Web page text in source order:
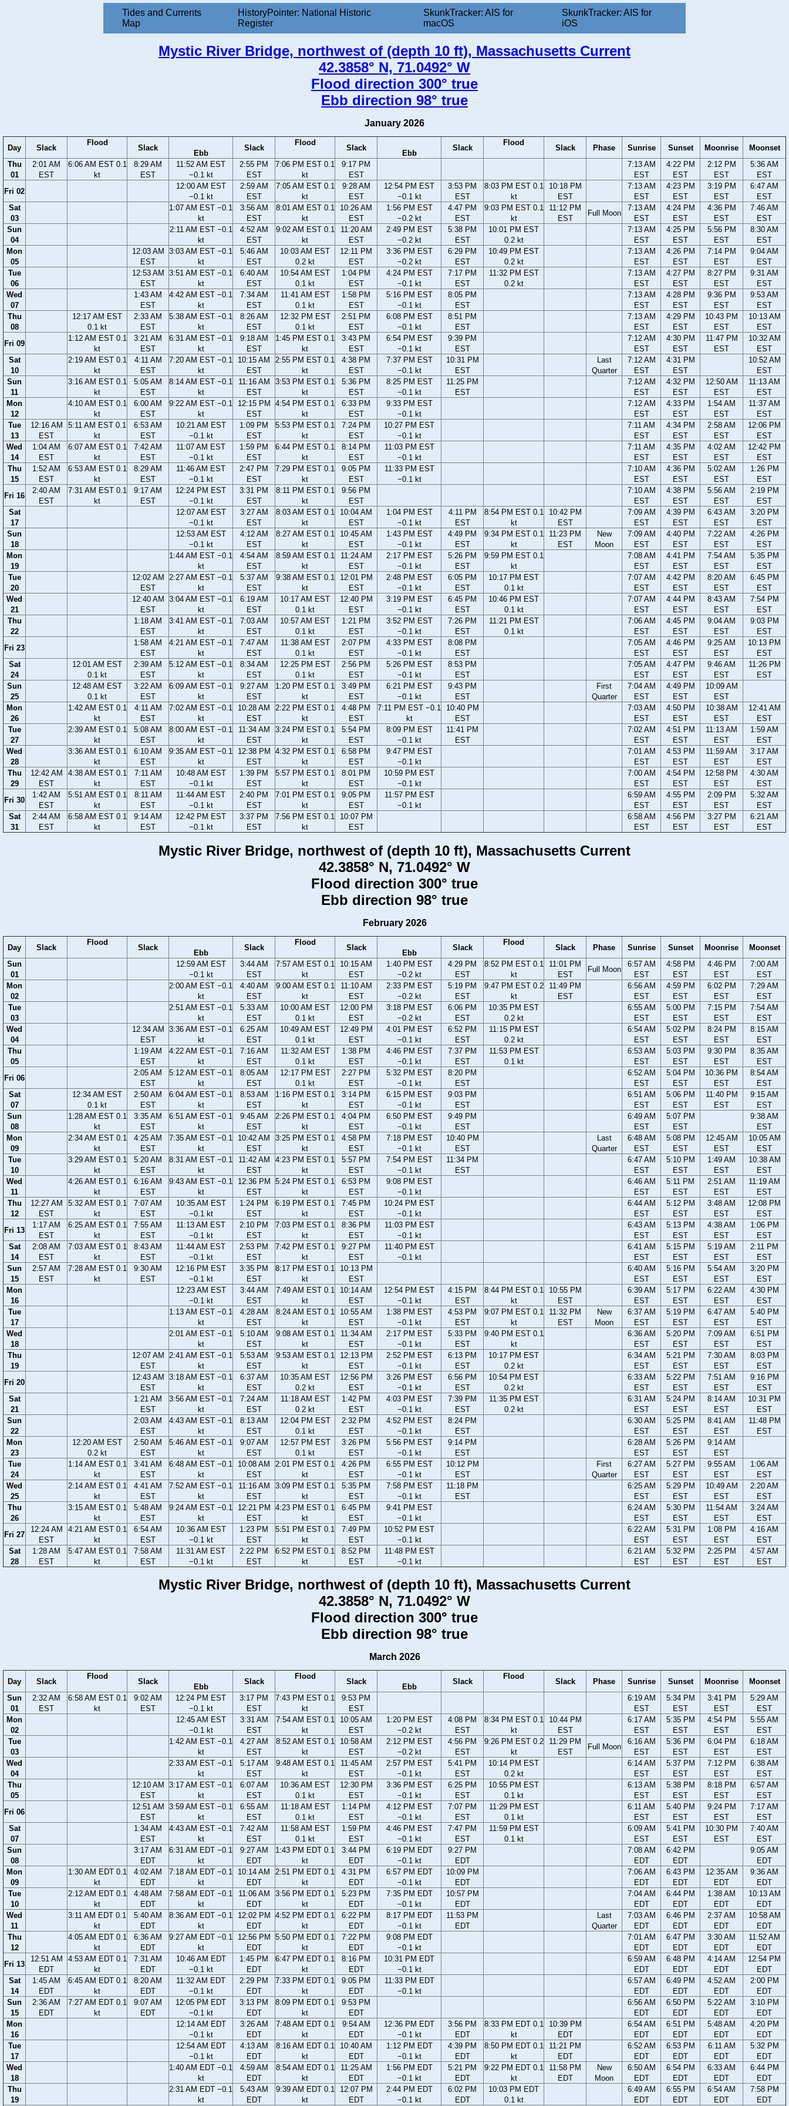
Tides and Currents
Map
HistoryPointer: National Historic
Register
SkunkTracker: AIS for
macOS
SkunkTracker: AIS for
iOS
Mystic River Bridge, northwest of (depth 10 ft), Massachusetts Current
42.3858° N, 71.0492° W
Flood direction 300° true
Ebb direction 98° true
January 2026
Day Slack
Flood
Slack
Ebb
Slack
Flood
Slack
Ebb
Slack
Flood
Slack Phase Sunrise Sunset Moonrise
Moonset
Thu
01
2:01 AM
EST
6:06 AM EST 0.1
kt
8:29 AM
EST
11:52 AM EST
−0.1 kt
2:55 PM
EST
7:06 PM EST 0.1
kt
9:17 PM
EST
7:13 AM
EST
4:22 PM
EST
2:12 PM
EST
5:36 AM
EST
Fri 02
12:00 AM EST
−0.1 kt
2:59 AM
EST
7:05 AM EST 0.1
kt
9:28 AM
EST
12:54 PM EST
−0.1 kt
3:53 PM
EST
8:03 PM EST 0.1
kt
10:18 PM
EST
7:13 AM
EST
4:23 PM
EST
3:19 PM
EST
6:47 AM
EST
Sat
03
1:07 AM EST −0.1
kt
3:56 AM
EST
8:01 AM EST 0.1
kt
10:26 AM
EST
1:56 PM EST
−0.2 kt
4:47 PM
EST
9:03 PM EST 0.1
kt
11:12 PM
EST
Full Moon
7:13 AM
EST
4:24 PM
EST
4:36 PM
EST
7:46 AM
EST
Sun
04
2:11 AM EST −0.1
kt
4:52 AM
EST
9:02 AM EST 0.1
kt
11:20 AM
EST
2:49 PM EST
−0.2 kt
5:38 PM
EST
10:01 PM EST
0.2 kt
7:13 AM
EST
4:25 PM
EST
5:56 PM
EST
8:30 AM
EST
Mon
05
12:03 AM
EST
3:03 AM EST −0.1
kt
5:46 AM
EST
10:03 AM EST
0.2 kt
12:11 PM
EST
3:36 PM EST
−0.2 kt
6:29 PM
EST
10:49 PM EST
0.2 kt
7:13 AM
EST
4:26 PM
EST
7:14 PM
EST
9:04 AM
EST
Tue
06
12:53 AM
EST
3:51 AM EST −0.1
kt
6:40 AM
EST
10:54 AM EST
0.1 kt
1:04 PM
EST
4:24 PM EST
−0.1 kt
7:17 PM
EST
11:32 PM EST
0.2 kt
7:13 AM
EST
4:27 PM
EST
8:27 PM
EST
9:31 AM
EST
Wed
07
1:43 AM
EST
4:42 AM EST −0.1
kt
7:34 AM
EST
11:41 AM EST
0.1 kt
1:58 PM
EST
5:16 PM EST
−0.1 kt
8:05 PM
EST
7:13 AM
EST
4:28 PM
EST
9:36 PM
EST
9:53 AM
EST
Thu
08
12:17 AM EST
0.1 kt
2:33 AM
EST
5:38 AM EST −0.1
kt
8:26 AM
EST
12:32 PM EST
0.1 kt
2:51 PM
EST
6:08 PM EST
−0.1 kt
8:51 PM
EST
7:13 AM
EST
4:29 PM
EST
10:43 PM
EST
10:13 AM
EST
Fri 09
1:12 AM EST 0.1
kt
3:21 AM
EST
6:31 AM EST −0.1
kt
9:18 AM
EST
1:45 PM EST 0.1
kt
3:43 PM
EST
6:54 PM EST
−0.1 kt
9:39 PM
EST
7:12 AM
EST
4:30 PM
EST
11:47 PM
EST
10:32 AM
EST
Sat
10
2:19 AM EST 0.1
kt
4:11 AM
EST
7:20 AM EST −0.1
kt
10:15 AM
EST
2:55 PM EST 0.1
kt
4:38 PM
EST
7:37 PM EST
−0.1 kt
10:31 PM
EST
Last
Quarter
7:12 AM
EST
4:31 PM
EST
10:52 AM
EST
Sun
11
3:16 AM EST 0.1
kt
5:05 AM
EST
8:14 AM EST −0.1
kt
11:16 AM
EST
3:53 PM EST 0.1
kt
5:36 PM
EST
8:25 PM EST
−0.1 kt
11:25 PM
EST
7:12 AM
EST
4:32 PM
EST
12:50 AM
EST
11:13 AM
EST
Mon
12
4:10 AM EST 0.1
kt
6:00 AM
EST
9:22 AM EST −0.1
kt
12:15 PM
EST
4:54 PM EST 0.1
kt
6:33 PM
EST
9:33 PM EST
−0.1 kt
7:12 AM
EST
4:33 PM
EST
1:54 AM
EST
11:37 AM
EST
Tue
13
12:16 AM
EST
5:11 AM EST 0.1
kt
6:53 AM
EST
10:21 AM EST
−0.1 kt
1:09 PM
EST
5:53 PM EST 0.1
kt
7:24 PM
EST
10:27 PM EST
−0.1 kt
7:11 AM
EST
4:34 PM
EST
2:58 AM
EST
12:06 PM
EST
Wed
14
1:04 AM
EST
6:07 AM EST 0.1
kt
7:42 AM
EST
11:07 AM EST
−0.1 kt
1:59 PM
EST
6:44 PM EST 0.1
kt
8:14 PM
EST
11:03 PM EST
−0.1 kt
7:11 AM
EST
4:35 PM
EST
4:02 AM
EST
12:42 PM
EST
Thu
15
1:52 AM
EST
6:53 AM EST 0.1
kt
8:29 AM
EST
11:46 AM EST
−0.1 kt
2:47 PM
EST
7:29 PM EST 0.1
kt
9:05 PM
EST
11:33 PM EST
−0.1 kt
7:10 AM
EST
4:36 PM
EST
5:02 AM
EST
1:26 PM
EST
Fri 16
2:40 AM
EST
7:31 AM EST 0.1
kt
9:17 AM
EST
12:24 PM EST
−0.1 kt
3:31 PM
EST
8:11 PM EST 0.1
kt
9:56 PM
EST
7:10 AM
EST
4:38 PM
EST
5:56 AM
EST
2:19 PM
EST
Sat
17
12:07 AM EST
−0.1 kt
3:27 AM
EST
8:03 AM EST 0.1
kt
10:04 AM
EST
1:04 PM EST
−0.1 kt
4:11 PM
EST
8:54 PM EST 0.1
kt
10:42 PM
EST
7:09 AM
EST
4:39 PM
EST
6:43 AM
EST
3:20 PM
EST
Sun
18
12:53 AM EST
−0.1 kt
4:12 AM
EST
8:27 AM EST 0.1
kt
10:45 AM
EST
1:43 PM EST
−0.1 kt
4:49 PM
EST
9:34 PM EST 0.1
kt
11:23 PM
EST
New
Moon
7:09 AM
EST
4:40 PM
EST
7:22 AM
EST
4:26 PM
EST
Mon
19
1:44 AM EST −0.1
kt
4:54 AM
EST
8:59 AM EST 0.1
kt
11:24 AM
EST
2:17 PM EST
−0.1 kt
5:26 PM
EST
9:59 PM EST 0.1
kt
7:08 AM
EST
4:41 PM
EST
7:54 AM
EST
5:35 PM
EST
Tue
20
12:02 AM
EST
2:27 AM EST −0.1
kt
5:37 AM
EST
9:38 AM EST 0.1
kt
12:01 PM
EST
2:48 PM EST
−0.1 kt
6:05 PM
EST
10:17 PM EST
0.1 kt
7:07 AM
EST
4:42 PM
EST
8:20 AM
EST
6:45 PM
EST
Wed
21
12:40 AM
EST
3:04 AM EST −0.1
kt
6:19 AM
EST
10:17 AM EST
0.1 kt
12:40 PM
EST
3:19 PM EST
−0.1 kt
6:45 PM
EST
10:46 PM EST
0.1 kt
7:07 AM
EST
4:44 PM
EST
8:43 AM
EST
7:54 PM
EST
Thu
22
1:18 AM
EST
3:41 AM EST −0.1
kt
7:03 AM
EST
10:57 AM EST
0.1 kt
1:21 PM
EST
3:52 PM EST
−0.1 kt
7:26 PM
EST
11:21 PM EST
0.1 kt
7:06 AM
EST
4:45 PM
EST
9:04 AM
EST
9:03 PM
EST
Fri 23
1:58 AM
EST
4:21 AM EST −0.1
kt
7:47 AM
EST
11:38 AM EST
0.1 kt
2:07 PM
EST
4:33 PM EST
−0.1 kt
8:08 PM
EST
7:05 AM
EST
4:46 PM
EST
9:25 AM
EST
10:13 PM
EST
Sat
24
12:01 AM EST
0.1 kt
2:39 AM
EST
5:12 AM EST −0.1
kt
8:34 AM
EST
12:25 PM EST
0.1 kt
2:56 PM
EST
5:26 PM EST
−0.1 kt
8:53 PM
EST
7:05 AM
EST
4:47 PM
EST
9:46 AM
EST
11:26 PM
EST
Sun
25
12:48 AM EST
0.1 kt
3:22 AM
EST
6:09 AM EST −0.1
kt
9:27 AM
EST
1:20 PM EST 0.1
kt
3:49 PM
EST
6:21 PM EST
−0.1 kt
9:43 PM
EST
First
Quarter
7:04 AM
EST
4:49 PM
EST
10:09 AM
EST
Mon
26
1:42 AM EST 0.1
kt
4:11 AM
EST
7:02 AM EST −0.1
kt
10:28 AM
EST
2:22 PM EST 0.1
kt
4:48 PM
EST
7:11 PM EST −0.1
kt
10:40 PM
EST
7:03 AM
EST
4:50 PM
EST
10:38 AM
EST
12:41 AM
EST
Tue
27
2:39 AM EST 0.1
kt
5:08 AM
EST
8:00 AM EST −0.1
kt
11:34 AM
EST
3:24 PM EST 0.1
kt
5:54 PM
EST
8:09 PM EST
−0.1 kt
11:41 PM
EST
7:02 AM
EST
4:51 PM
EST
11:13 AM
EST
1:59 AM
EST
Wed
28
3:36 AM EST 0.1
kt
6:10 AM
EST
9:35 AM EST −0.1
kt
12:38 PM
EST
4:32 PM EST 0.1
kt
6:58 PM
EST
9:47 PM EST
−0.1 kt
7:01 AM
EST
4:53 PM
EST
11:59 AM
EST
3:17 AM
EST
Thu
29
12:42 AM
EST
4:38 AM EST 0.1
kt
7:11 AM
EST
10:48 AM EST
−0.1 kt
1:39 PM
EST
5:57 PM EST 0.1
kt
8:01 PM
EST
10:59 PM EST
−0.1 kt
7:00 AM
EST
4:54 PM
EST
12:58 PM
EST
4:30 AM
EST
Fri 30
1:42 AM
EST
5:51 AM EST 0.1
kt
8:11 AM
EST
11:44 AM EST
−0.1 kt
2:40 PM
EST
7:01 PM EST 0.1
kt
9:05 PM
EST
11:57 PM EST
−0.1 kt
6:59 AM
EST
4:55 PM
EST
2:09 PM
EST
5:32 AM
EST
Sat
31
2:44 AM
EST
6:58 AM EST 0.1
kt
9:14 AM
EST
12:42 PM EST
−0.1 kt
3:37 PM
EST
7:56 PM EST 0.1
kt
10:07 PM
EST
6:58 AM
EST
4:56 PM
EST
3:27 PM
EST
6:21 AM
EST
Mystic River Bridge, northwest of (depth 10 ft), Massachusetts Current
42.3858° N, 71.0492° W
Flood direction 300° true
Ebb direction 98° true
February 2026
Day Slack
Flood
Slack
Ebb
Slack
Flood
Slack
Ebb
Slack
Flood
Slack Phase Sunrise Sunset Moonrise
Moonset
Sun
01
12:59 AM EST
−0.1 kt
3:44 AM
EST
7:57 AM EST 0.1
kt
10:15 AM
EST
1:40 PM EST
−0.2 kt
4:29 PM
EST
8:52 PM EST 0.1
kt
11:01 PM
EST
Full Moon
6:57 AM
EST
4:58 PM
EST
4:46 PM
EST
7:00 AM
EST
Mon
02
2:00 AM EST −0.1
kt
4:40 AM
EST
9:00 AM EST 0.1
kt
11:10 AM
EST
2:33 PM EST
−0.2 kt
5:19 PM
EST
9:47 PM EST 0.2
kt
11:49 PM
EST
6:56 AM
EST
4:59 PM
EST
6:02 PM
EST
7:29 AM
EST
Tue
03
2:51 AM EST −0.1
kt
5:33 AM
EST
10:00 AM EST
0.1 kt
12:00 PM
EST
3:18 PM EST
−0.2 kt
6:06 PM
EST
10:35 PM EST
0.2 kt
6:55 AM
EST
5:00 PM
EST
7:15 PM
EST
7:54 AM
EST
Wed
04
12:34 AM
EST
3:36 AM EST −0.1
kt
6:25 AM
EST
10:49 AM EST
0.1 kt
12:49 PM
EST
4:01 PM EST
−0.1 kt
6:52 PM
EST
11:15 PM EST
0.2 kt
6:54 AM
EST
5:02 PM
EST
8:24 PM
EST
8:15 AM
EST
Thu
05
1:19 AM
EST
4:22 AM EST −0.1
kt
7:16 AM
EST
11:32 AM EST
0.1 kt
1:38 PM
EST
4:46 PM EST
−0.1 kt
7:37 PM
EST
11:53 PM EST
0.1 kt
6:53 AM
EST
5:03 PM
EST
9:30 PM
EST
8:35 AM
EST
Fri 06
2:05 AM
EST
5:12 AM EST −0.1
kt
8:05 AM
EST
12:17 PM EST
0.1 kt
2:27 PM
EST
5:32 PM EST
−0.1 kt
8:20 PM
EST
6:52 AM
EST
5:04 PM
EST
10:36 PM
EST
8:54 AM
EST
Sat
07
12:34 AM EST
0.1 kt
2:50 AM
EST
6:04 AM EST −0.1
kt
8:53 AM
EST
1:16 PM EST 0.1
kt
3:14 PM
EST
6:15 PM EST
−0.1 kt
9:03 PM
EST
6:51 AM
EST
5:06 PM
EST
11:40 PM
EST
9:15 AM
EST
Sun
08
1:28 AM EST 0.1
kt
3:35 AM
EST
6:51 AM EST −0.1
kt
9:45 AM
EST
2:26 PM EST 0.1
kt
4:04 PM
EST
6:50 PM EST
−0.1 kt
9:49 PM
EST
6:49 AM
EST
5:07 PM
EST
9:38 AM
EST
Mon
09
2:34 AM EST 0.1
kt
4:25 AM
EST
7:35 AM EST −0.1
kt
10:42 AM
EST
3:25 PM EST 0.1
kt
4:58 PM
EST
7:18 PM EST
−0.1 kt
10:40 PM
EST
Last
Quarter
6:48 AM
EST
5:08 PM
EST
12:45 AM
EST
10:05 AM
EST
Tue
10
3:29 AM EST 0.1
kt
5:20 AM
EST
8:31 AM EST −0.1
kt
11:42 AM
EST
4:23 PM EST 0.1
kt
5:57 PM
EST
7:54 PM EST
−0.1 kt
11:34 PM
EST
6:47 AM
EST
5:10 PM
EST
1:49 AM
EST
10:38 AM
EST
Wed
11
4:26 AM EST 0.1
kt
6:16 AM
EST
9:43 AM EST −0.1
kt
12:36 PM
EST
5:24 PM EST 0.1
kt
6:53 PM
EST
9:08 PM EST
−0.1 kt
6:46 AM
EST
5:11 PM
EST
2:51 AM
EST
11:19 AM
EST
Thu
12
12:27 AM
EST
5:32 AM EST 0.1
kt
7:07 AM
EST
10:35 AM EST
−0.1 kt
1:24 PM
EST
6:19 PM EST 0.1
kt
7:45 PM
EST
10:24 PM EST
−0.1 kt
6:44 AM
EST
5:12 PM
EST
3:48 AM
EST
12:08 PM
EST
Fri 13
1:17 AM
EST
6:25 AM EST 0.1
kt
7:55 AM
EST
11:13 AM EST
−0.1 kt
2:10 PM
EST
7:03 PM EST 0.1
kt
8:36 PM
EST
11:03 PM EST
−0.1 kt
6:43 AM
EST
5:13 PM
EST
4:38 AM
EST
1:06 PM
EST
Sat
14
2:08 AM
EST
7:03 AM EST 0.1
kt
8:43 AM
EST
11:44 AM EST
−0.1 kt
2:53 PM
EST
7:42 PM EST 0.1
kt
9:27 PM
EST
11:40 PM EST
−0.1 kt
6:41 AM
EST
5:15 PM
EST
5:19 AM
EST
2:11 PM
EST
Sun
15
2:57 AM
EST
7:28 AM EST 0.1
kt
9:30 AM
EST
12:16 PM EST
−0.1 kt
3:35 PM
EST
8:17 PM EST 0.1
kt
10:13 PM
EST
6:40 AM
EST
5:16 PM
EST
5:54 AM
EST
3:20 PM
EST
Mon
16
12:23 AM EST
−0.1 kt
3:44 AM
EST
7:49 AM EST 0.1
kt
10:14 AM
EST
12:54 PM EST
−0.1 kt
4:15 PM
EST
8:44 PM EST 0.1
kt
10:55 PM
EST
6:39 AM
EST
5:17 PM
EST
6:22 AM
EST
4:30 PM
EST
Tue
17
1:13 AM EST −0.1
kt
4:28 AM
EST
8:24 AM EST 0.1
kt
10:55 AM
EST
1:38 PM EST
−0.1 kt
4:53 PM
EST
9:07 PM EST 0.1
kt
11:32 PM
EST
New
Moon
6:37 AM
EST
5:19 PM
EST
6:47 AM
EST
5:40 PM
EST
Wed
18
2:01 AM EST −0.1
kt
5:10 AM
EST
9:08 AM EST 0.1
kt
11:34 AM
EST
2:17 PM EST
−0.1 kt
5:33 PM
EST
9:40 PM EST 0.1
kt
6:36 AM
EST
5:20 PM
EST
7:09 AM
EST
6:51 PM
EST
Thu
19
12:07 AM
EST
2:41 AM EST −0.1
kt
5:53 AM
EST
9:53 AM EST 0.1
kt
12:13 PM
EST
2:52 PM EST
−0.1 kt
6:13 PM
EST
10:17 PM EST
0.2 kt
6:34 AM
EST
5:21 PM
EST
7:30 AM
EST
8:03 PM
EST
Fri 20
12:43 AM
EST
3:18 AM EST −0.1
kt
6:37 AM
EST
10:35 AM EST
0.2 kt
12:56 PM
EST
3:26 PM EST
−0.1 kt
6:56 PM
EST
10:54 PM EST
0.2 kt
6:33 AM
EST
5:22 PM
EST
7:51 AM
EST
9:16 PM
EST
Sat
21
1:21 AM
EST
3:56 AM EST −0.1
kt
7:24 AM
EST
11:18 AM EST
0.2 kt
1:42 PM
EST
4:03 PM EST
−0.1 kt
7:39 PM
EST
11:35 PM EST
0.2 kt
6:31 AM
EST
5:24 PM
EST
8:14 AM
EST
10:31 PM
EST
Sun
22
2:03 AM
EST
4:43 AM EST −0.1
kt
8:13 AM
EST
12:04 PM EST
0.1 kt
2:32 PM
EST
4:52 PM EST
−0.1 kt
8:24 PM
EST
6:30 AM
EST
5:25 PM
EST
8:41 AM
EST
11:48 PM
EST
Mon
23
12:20 AM EST
0.2 kt
2:50 AM
EST
5:46 AM EST −0.1
kt
9:07 AM
EST
12:57 PM EST
0.1 kt
3:26 PM
EST
5:56 PM EST
−0.1 kt
9:14 PM
EST
6:28 AM
EST
5:26 PM
EST
9:14 AM
EST
Tue
24
1:14 AM EST 0.1
kt
3:41 AM
EST
6:48 AM EST −0.1
kt
10:08 AM
EST
2:01 PM EST 0.1
kt
4:26 PM
EST
6:55 PM EST
−0.1 kt
10:12 PM
EST
First
Quarter
6:27 AM
EST
5:27 PM
EST
9:55 AM
EST
1:06 AM
EST
Wed
25
2:14 AM EST 0.1
kt
4:41 AM
EST
7:52 AM EST −0.1
kt
11:16 AM
EST
3:09 PM EST 0.1
kt
5:35 PM
EST
7:58 PM EST
−0.1 kt
11:18 PM
EST
6:25 AM
EST
5:29 PM
EST
10:49 AM
EST
2:20 AM
EST
Thu
26
3:15 AM EST 0.1
kt
5:48 AM
EST
9:24 AM EST −0.1
kt
12:21 PM
EST
4:23 PM EST 0.1
kt
6:45 PM
EST
9:41 PM EST
−0.1 kt
6:24 AM
EST
5:30 PM
EST
11:54 AM
EST
3:24 AM
EST
Fri 27
12:24 AM
EST
4:21 AM EST 0.1
kt
6:54 AM
EST
10:36 AM EST
−0.1 kt
1:23 PM
EST
5:51 PM EST 0.1
kt
7:49 PM
EST
10:52 PM EST
−0.1 kt
6:22 AM
EST
5:31 PM
EST
1:08 PM
EST
4:16 AM
EST
Sat
28
1:28 AM
EST
5:47 AM EST 0.1
kt
7:58 AM
EST
11:31 AM EST
−0.1 kt
2:22 PM
EST
6:52 PM EST 0.1
kt
8:52 PM
EST
11:48 PM EST
−0.1 kt
6:21 AM
EST
5:32 PM
EST
2:25 PM
EST
4:57 AM
EST
Mystic River Bridge, northwest of (depth 10 ft), Massachusetts Current
42.3858° N, 71.0492° W
Flood direction 300° true
Ebb direction 98° true
March 2026
Day Slack
Flood
Slack
Ebb
Slack
Flood
Slack
Ebb
Slack
Flood
Slack Phase Sunrise Sunset Moonrise
Moonset
Sun
01
2:32 AM
EST
6:58 AM EST 0.1
kt
9:02 AM
EST
12:24 PM EST
−0.1 kt
3:17 PM
EST
7:43 PM EST 0.1
kt
9:53 PM
EST
6:19 AM
EST
5:34 PM
EST
3:41 PM
EST
5:29 AM
EST
Mon
02
12:45 AM EST
−0.1 kt
3:31 AM
EST
7:54 AM EST 0.1
kt
10:05 AM
EST
1:20 PM EST
−0.2 kt
4:08 PM
EST
8:34 PM EST 0.1
kt
10:44 PM
EST
6:17 AM
EST
5:35 PM
EST
4:54 PM
EST
5:55 AM
EST
Tue
03
1:42 AM EST −0.1
kt
4:27 AM
EST
8:52 AM EST 0.1
kt
10:58 AM
EST
2:12 PM EST
−0.2 kt
4:56 PM
EST
9:26 PM EST 0.2
kt
11:29 PM
EST
Full Moon
6:16 AM
EST
5:36 PM
EST
6:04 PM
EST
6:18 AM
EST
Wed
04
2:33 AM EST −0.1
kt
5:17 AM
EST
9:48 AM EST 0.1
kt
11:45 AM
EST
2:57 PM EST
−0.1 kt
5:41 PM
EST
10:14 PM EST
0.2 kt
6:14 AM
EST
5:37 PM
EST
7:12 PM
EST
6:38 AM
EST
Thu
05
12:10 AM
EST
3:17 AM EST −0.1
kt
6:07 AM
EST
10:36 AM EST
0.1 kt
12:30 PM
EST
3:36 PM EST
−0.1 kt
6:25 PM
EST
10:55 PM EST
0.1 kt
6:13 AM
EST
5:38 PM
EST
8:18 PM
EST
6:57 AM
EST
Fri 06
12:51 AM
EST
3:59 AM EST −0.1
kt
6:55 AM
EST
11:18 AM EST
0.1 kt
1:14 PM
EST
4:12 PM EST
−0.1 kt
7:07 PM
EST
11:29 PM EST
0.1 kt
6:11 AM
EST
5:40 PM
EST
9:24 PM
EST
7:17 AM
EST
Sat
07
1:34 AM
EST
4:43 AM EST −0.1
kt
7:42 AM
EST
11:58 AM EST
0.1 kt
1:59 PM
EST
4:46 PM EST
−0.1 kt
7:47 PM
EST
11:59 PM EST
0.1 kt
6:09 AM
EST
5:41 PM
EST
10:30 PM
EST
7:40 AM
EST
Sun
08
3:17 AM
EDT
6:31 AM EDT −0.1
kt
9:27 AM
EDT
1:43 PM EDT 0.1
kt
3:44 PM
EDT
6:19 PM EDT
−0.1 kt
9:27 PM
EDT
7:08 AM
EDT
6:42 PM
EDT
9:05 AM
EDT
Mon
09
1:30 AM EDT 0.1
kt
4:02 AM
EDT
7:18 AM EDT −0.1
kt
10:14 AM
EDT
2:51 PM EDT 0.1
kt
4:31 PM
EDT
6:57 PM EDT
−0.1 kt
10:09 PM
EDT
7:06 AM
EDT
6:43 PM
EDT
12:35 AM
EDT
9:36 AM
EDT
Tue
10
2:12 AM EDT 0.1
kt
4:48 AM
EDT
7:58 AM EDT −0.1
kt
11:06 AM
EDT
3:56 PM EDT 0.1
kt
5:23 PM
EDT
7:35 PM EDT
−0.1 kt
10:57 PM
EDT
7:04 AM
EDT
6:44 PM
EDT
1:38 AM
EDT
10:13 AM
EDT
Wed
11
3:11 AM EDT 0.1
kt
5:40 AM
EDT
8:36 AM EDT −0.1
kt
12:02 PM
EDT
4:52 PM EDT 0.1
kt
6:22 PM
EDT
8:17 PM EDT
−0.1 kt
11:53 PM
EDT
Last
Quarter
7:03 AM
EDT
6:46 PM
EDT
2:37 AM
EDT
10:58 AM
EDT
Thu
12
4:05 AM EDT 0.1
kt
6:36 AM
EDT
9:27 AM EDT −0.1
kt
12:56 PM
EDT
5:50 PM EDT 0.1
kt
7:22 PM
EDT
9:08 PM EDT
−0.1 kt
7:01 AM
EDT
6:47 PM
EDT
3:30 AM
EDT
11:52 AM
EDT
Fri 13
12:51 AM
EDT
4:53 AM EDT 0.1
kt
7:31 AM
EDT
10:46 AM EDT
−0.1 kt
1:45 PM
EDT
6:47 PM EDT 0.1
kt
8:16 PM
EDT
10:31 PM EDT
−0.1 kt
6:59 AM
EDT
6:48 PM
EDT
4:14 AM
EDT
12:54 PM
EDT
Sat
14
1:45 AM
EDT
6:45 AM EDT 0.1
kt
8:20 AM
EDT
11:32 AM EDT
−0.1 kt
2:29 PM
EDT
7:33 PM EDT 0.1
kt
9:05 PM
EDT
11:33 PM EDT
−0.1 kt
6:57 AM
EDT
6:49 PM
EDT
4:52 AM
EDT
2:00 PM
EDT
Sun
15
2:36 AM
EDT
7:27 AM EDT 0.1
kt
9:07 AM
EDT
12:05 PM EDT
−0.1 kt
3:13 PM
EDT
8:09 PM EDT 0.1
kt
9:53 PM
EDT
6:56 AM
EDT
6:50 PM
EDT
5:22 AM
EDT
3:10 PM
EDT
Mon
16
12:14 AM EDT
−0.1 kt
3:26 AM
EDT
7:48 AM EDT 0.1
kt
9:54 AM
EDT
12:36 PM EDT
−0.1 kt
3:56 PM
EDT
8:33 PM EDT 0.1
kt
10:39 PM
EDT
6:54 AM
EDT
6:51 PM
EDT
5:48 AM
EDT
4:20 PM
EDT
Tue
17
12:54 AM EDT
−0.1 kt
4:13 AM
EDT
8:16 AM EDT 0.1
kt
10:40 AM
EDT
1:12 PM EDT
−0.1 kt
4:39 PM
EDT
8:50 PM EDT 0.1
kt
11:21 PM
EDT
6:52 AM
EDT
6:53 PM
EDT
6:11 AM
EDT
5:32 PM
EDT
Wed
18
1:40 AM EDT −0.1
kt
4:59 AM
EDT
8:54 AM EDT 0.1
kt
11:25 AM
EDT
1:56 PM EDT
−0.1 kt
5:21 PM
EDT
9:22 PM EDT 0.1
kt
11:58 PM
EDT
New
Moon
6:50 AM
EDT
6:54 PM
EDT
6:33 AM
EDT
6:44 PM
EDT
Thu
19
2:31 AM EDT −0.1
kt
5:43 AM
EDT
9:39 AM EDT 0.1
kt
12:07 PM
EDT
2:44 PM EDT
−0.1 kt
6:02 PM
EDT
10:03 PM EDT
0.1 kt
6:49 AM
EDT
6:55 PM
EDT
6:54 AM
EDT
7:58 PM
EDT